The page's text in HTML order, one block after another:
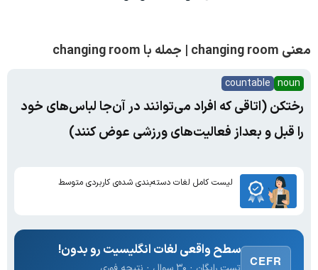
معنی changing room | جمله با changing room
noun
countable
رختکن (اتاقی که افراد می‌توانند در آن‌جا لباس‌های خود
را قبل و بعد‌از فعالیت‌های ورزشی عوض کنند)
لیست کامل لغات دسته‌بندی شده‌ی کاربردی متوسط
CEFR
سطح واقعی لغات انگلیسیت رو بدون!